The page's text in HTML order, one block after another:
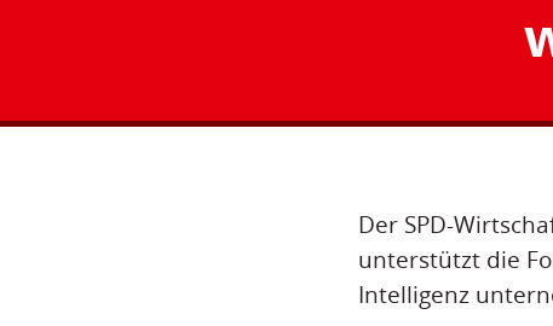
Der SPD-
unterstützt die
Intelligenz